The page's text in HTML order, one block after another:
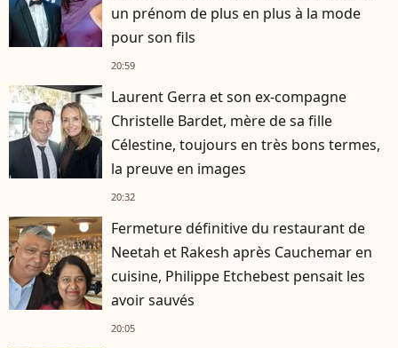
un prénom de plus en plus à la mode
pour son fils
20:59
Laurent Gerra et son ex-compagne
Christelle Bardet, mère de sa fille
Célestine, toujours en très bons termes,
la preuve en images
20:32
Fermeture définitive du restaurant de
Neetah et Rakesh après Cauchemar en
cuisine, Philippe Etchebest pensait les
avoir sauvés
20:05